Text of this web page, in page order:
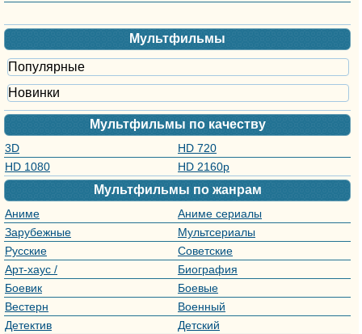
Мультфильмы
Популярные
Новинки
Мультфильмы по качеству
3D
HD 720
HD 1080
HD 2160р
Мультфильмы по жанрам
Аниме
Аниме сериалы
Зарубежные
мультфильмы
Мультсериалы
Русские
мультфильмы
Советские
мультфильмы
Арт-хаус /
Авторское кино
Биография
Боевик
Боевые
искусства
Вестерн
Военный
Детектив
Детский